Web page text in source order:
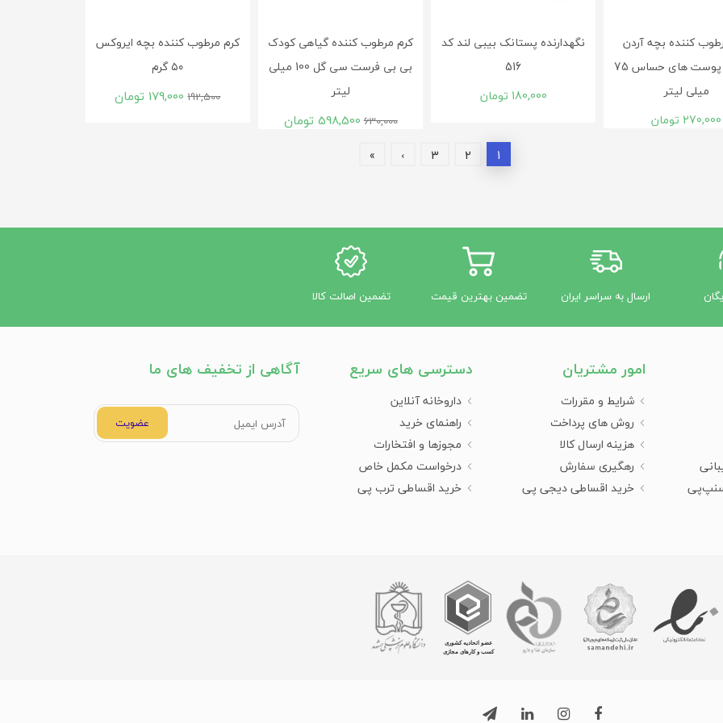
کننده بچه آردن
مناسب پوست های حساس 75
میلی لیتر
270,000 تومان
نگهدارنده پستانک بیبی لند کد
516
180,000 تومان
کرم مرطوب کننده گیاهی کودک
بی بی فرست سی گل 100 میلی
لیتر
630,000
598,500 تومان
کرم مرطوب کننده بچه ایروکس
۵۰ گرم
192,500
179,000 تومان
1
2
3
›
»
ارسال به سراسر ایران تضمین بهترین قیمت تضمین اصالت کالا
امور مشتریان
شرایط و مقررات
روش های پرداخت
هزینه ارسال کالا
رهگیری سفارش
خرید اقساطی دیجی پی
دسترسی های سریع
داروخانه آنلاین
راهنمای خرید
مجوزها و افتخارات
درخواست مکمل خاص
خرید اقساطی ترب پی
آگاهی از تخفیف های ما
عضویت